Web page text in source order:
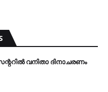
വനിതാ ദിനാചരണം